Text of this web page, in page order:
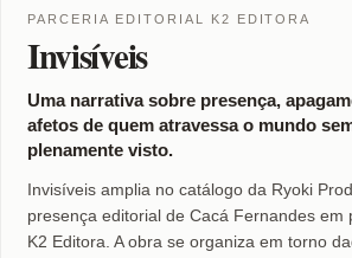
PARCERIA EDITORIAL K2 EDITORA
Invisíveis
Uma narrativa sobre presença,
afetos de quem atravessa o mundo
plenamente visto.
Invisíveis amplia no catálogo da Ryoki
presença editorial de Cacá Fernandes em
K2 Editora. A obra se organiza em torno